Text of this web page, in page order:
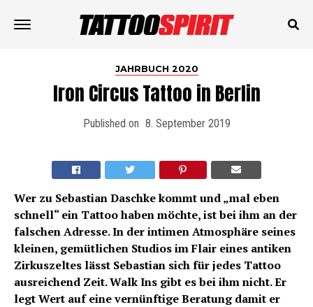
JAHRBUCH 2020
Iron Circus Tattoo in Berlin
Published on 8. September 2019
Wer zu Sebastian Daschke kommt und „mal eben
schnell“ ein Tattoo haben möchte, ist bei ihm an der
falschen Adresse. In der intimen Atmosphäre seines
kleinen, gemütlichen Studios im Flair eines antiken
Zirkuszeltes lässt Sebastian sich für jedes Tattoo
ausreichend Zeit. Walk Ins gibt es bei ihm nicht. Er
legt Wert auf eine vernünftige Beratung damit er